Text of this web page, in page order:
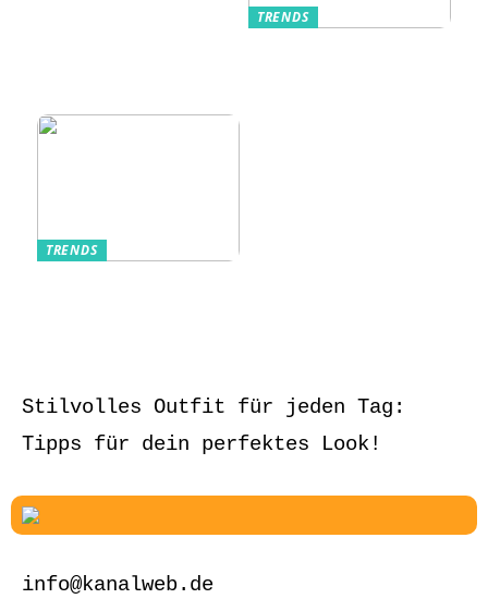
TRENDS
TRENDS
Stilvolles Outfit für jeden Tag:
Tipps für dein perfektes Look!
info@kanalweb.de